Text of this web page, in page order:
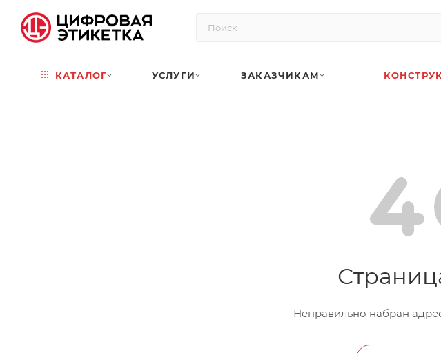
КАТАЛОГ УСЛУГИ ЗАКАЗЧИКАМ
Неправильно набран